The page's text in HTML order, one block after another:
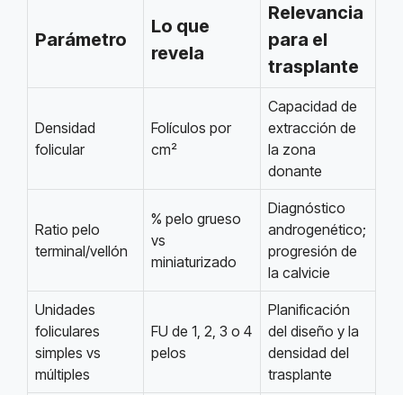
Parámetro
Lo que
revela
Relevancia
para el
trasplante
Densidad
folicular
Folículos por
cm²
Capacidad de
extracción de
la zona
donante
Ratio pelo
terminal/vellón
% pelo grueso
vs
miniaturizado
Diagnóstico
androgenético;
progresión de
la calvicie
Unidades
foliculares
simples vs
múltiples
FU de 1, 2, 3 o 4
pelos
Planificación
del diseño y la
densidad del
trasplante